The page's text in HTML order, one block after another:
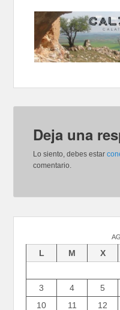
Deja una
Lo siento, debes estar
comentario.
L M X
3
4 5
10
11 12